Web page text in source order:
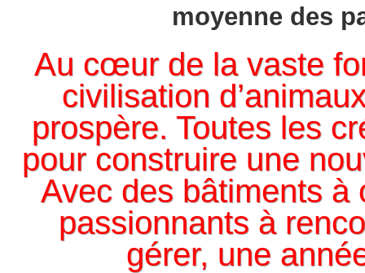
moyenne des
Au cœur de la vaste
civilisation
prospère. Toutes les
pour construire une
Avec des bâtiments à
passionnants à
gérer, une